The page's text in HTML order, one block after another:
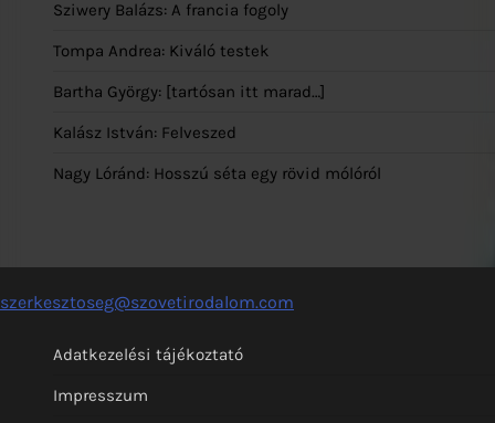
Sziwery Balázs: A francia fogoly
Tompa Andrea: Kiváló testek
Bartha György: [tartósan itt marad…]
Kalász István: Felveszed
Nagy Lóránd: Hosszú séta egy rövid mólóról
szerkesztoseg@szovetirodalom.com
Adatkezelési tájékoztató
Impresszum